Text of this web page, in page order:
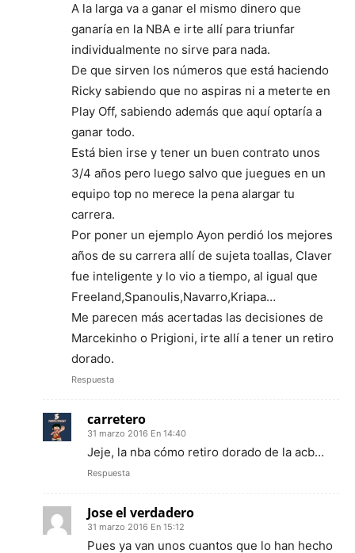
A la larga va a ganar el mismo dinero que
ganaría en la NBA e irte allí para triunfar
individualmente no sirve para nada.
De que sirven los números que está haciendo
Ricky sabiendo que no aspiras ni a meterte en
Play Off, sabiendo además que aquí optaría a
ganar todo.
Está bien irse y tener un buen contrato unos
3/4 años pero luego salvo que juegues en un
equipo top no merece la pena alargar tu
carrera.
Por poner un ejemplo Ayon perdió los mejores
años de su carrera allí de sujeta toallas, Claver
fue inteligente y lo vio a tiempo, al igual que
Freeland,Spanoulis,Navarro,Kriapa…
Me parecen más acertadas las decisiones de
Marcekinho o Prigioni, irte allí a tener un retiro
dorado.
Respuesta
carretero
31 marzo 2016 En 14:40
Jeje, la nba cómo retiro dorado de la acb…
Respuesta
Jose el verdadero
31 marzo 2016 En 15:12
Pues ya van unos cuantos que lo han hecho